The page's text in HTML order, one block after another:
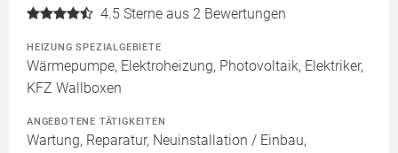
4.5 Sterne aus 2 Bewertungen
HEIZUNG SPEZIALGEBIETE
Wärmepumpe, Elektroheizung, Photovoltaik, Elektriker,
KFZ Wallboxen
ANGEBOTENE TÄTIGKEITEN
Wartung, Reparatur, Neuinstallation / Einbau,